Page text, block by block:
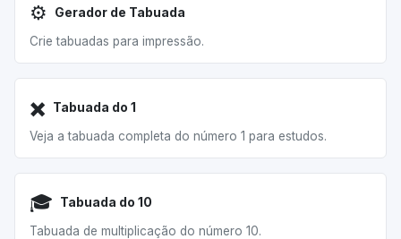
⚙️ Gerador de Tabuada
Crie tabuadas para impressão.
✖️ Tabuada do 1
Veja a tabuada completa do número 1 para estudos.
🎓 Tabuada do 10
Tabuada de multiplicação do número 10.